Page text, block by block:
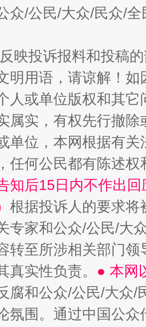
建安的艺术幻境
众/公民/大众/民众/
映投诉报料和投稿
明用语，请谅解！
人或单位版权和其它
属实，有权先行撤
单位，本网根据有
任何公民都有陈述
知后15日内不作出
根据投诉人的要求将
专家和公众/公民/大
转至所涉相关部门
真实性负责。 ● 本网
腐和公众/公民/大众
氛围。通过中国公